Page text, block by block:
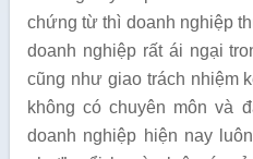
chứng từ thì doanh nghiệp
doanh nghiệp rất ái ngại
cũng như giao trách nhiệm
không có chuyên môn và
doanh nghiệp hiện nay